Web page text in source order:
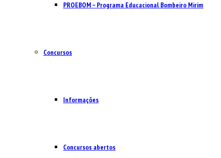
PROEBOM – Programa Educacional Bombeiro Mirim
Concursos
Informações
Concursos abertos